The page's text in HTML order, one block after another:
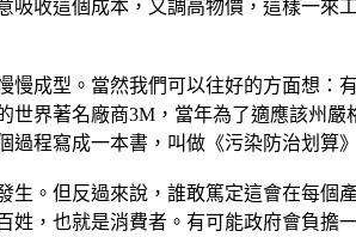
收這個成本，又調高物價，這樣一
成型。當然我們可以往好的方面想
界著名廠商3M，當年為了適應該州
程寫成一本書，叫做《污染防治划算》
。但反過來說，誰敢篤定這會在每
，也就是消費者。有可能政府會負擔